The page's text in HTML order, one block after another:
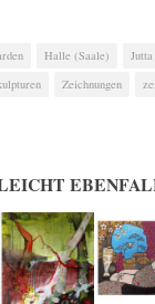
Halle (Saale)
Zeichnungen